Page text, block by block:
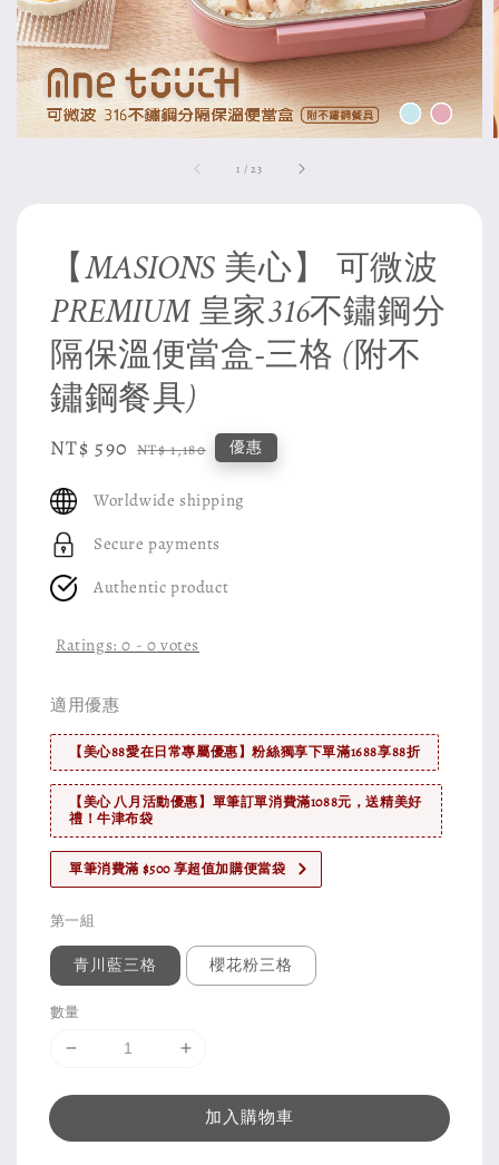
1 /23
【MASIONS 美心】 可微波
PREMIUM 皇家316不鏽鋼分
隔保溫便當盒-三格 (附不
鏽鋼餐具)
Sale
NT$ 590 Regular
NT$ 1,180 優惠
Worldwide shipping
Secure payments
Authentic product
Ratings:0 - 0 votes
適用優惠
【美心88愛在日常專屬優惠】粉絲獨享下單滿1688享88折
【美心 八月活動優惠】單筆訂單消費滿1088元，送精美好
禮！牛津布袋
單筆消費滿 $500 享超值加購便當袋
第一組
青川藍三格 櫻花粉三格
數量
加入購物車